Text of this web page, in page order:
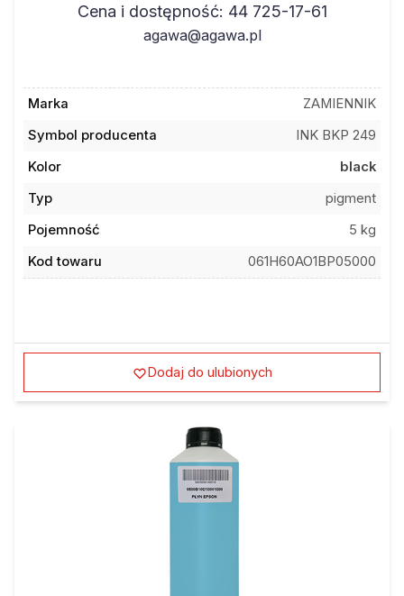
Cena i dostępność: 44 725-17-61
agawa@agawa.pl
Marka
ZAMIENNIK
Symbol producenta
INK BKP 249
Kolor
black
Typ
pigment
Pojemność
5 kg
Kod towaru
061H60AO1BP05000
Dodaj do ulubionych